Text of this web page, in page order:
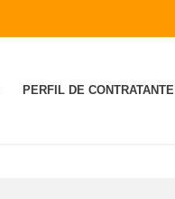
PERFIL DE CONTRATANTE